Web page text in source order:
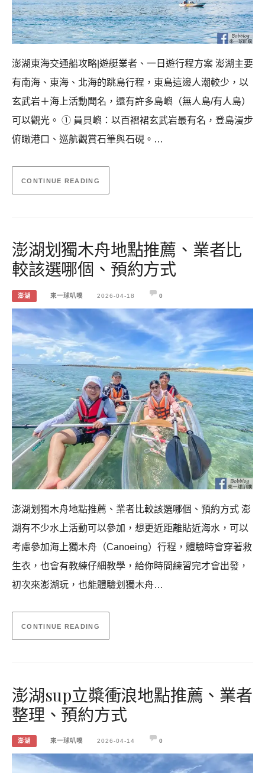
澎湖東海交通船攻略|遊艇業者、一日遊行程方案 澎湖主要
有南海、東海、北海的跳島行程，東島這邊人潮較少，以
玄武岩＋海上活動聞名，還有許多島嶼（無人島/有人島）
可以觀光。 ① 員貝嶼：以百褶裙玄武岩最有名，登島漫步
俯瞰港口、巡航觀賞石筆與石硯。…
CONTINUE READING
澎湖划獨木舟地點推薦、業者比
較該選哪個、預約方式
澎湖 來一球叭噗 2026-04-18 0
澎湖划獨木舟地點推薦、業者比較該選哪個、預約方式 澎
湖有不少水上活動可以參加，想更近距離貼近海水，可以
考慮參加海上獨木舟（Canoeing）行程，體驗時會穿著救
生衣，也會有教練仔細教學，給你時間練習完才會出發，
初次來澎湖玩，也能體驗划獨木舟…
CONTINUE READING
澎湖sup立槳衝浪地點推薦、業者
整理、預約方式
澎湖 來一球叭噗 2026-04-14 0